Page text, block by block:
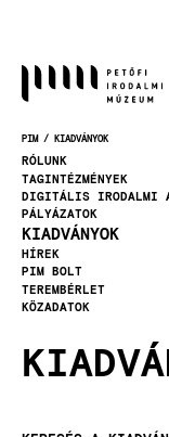
MORZSA
PIM KIADVÁNYOK
RÓLUNK
TAGINTÉZMÉNYEK
DIGITÁLIS IRODALMI
PÁLYÁZATOK
KIADVÁNYOK
HÍREK
PIM BOLT
TEREMBÉRLET
KÖZADATOK